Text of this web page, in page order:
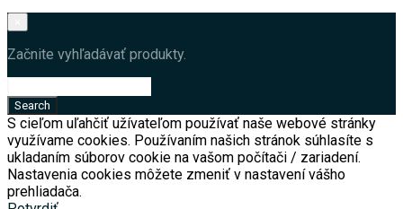
Začnite vyhľadávať produkty.
S cieľom uľahčiť užívateľom používať naše webové stránky
využívame cookies. Používaním našich stránok súhlasíte s
ukladaním súborov cookie na vašom počítači / zariadení.
Nastavenia cookies môžete zmeniť v nastavení vášho
prehliadača.